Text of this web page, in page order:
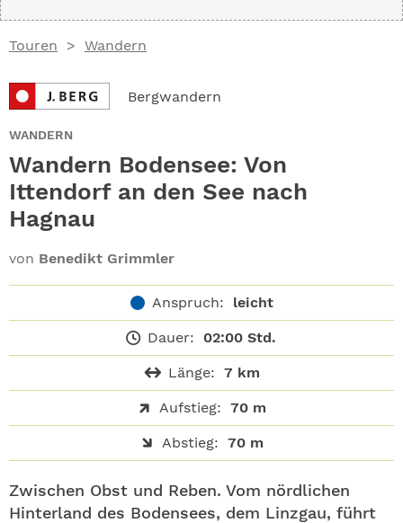
Touren Wandern
Bergwandern
WANDERN
Wandern Bodensee: Von
Ittendorf an den See nach
Hagnau
von Benedikt Grimmler
Anspruch: leicht
Dauer: 02:00 Std.
Länge: 7 km
Aufstieg: 70 m
Abstieg: 70 m
Zwischen Obst und Reben. Vom nördlichen
Hinterland des Bodensees, dem Linzgau, führt
ABO
GEWINNEN
NEWSLETTER
ALLE THEMEN